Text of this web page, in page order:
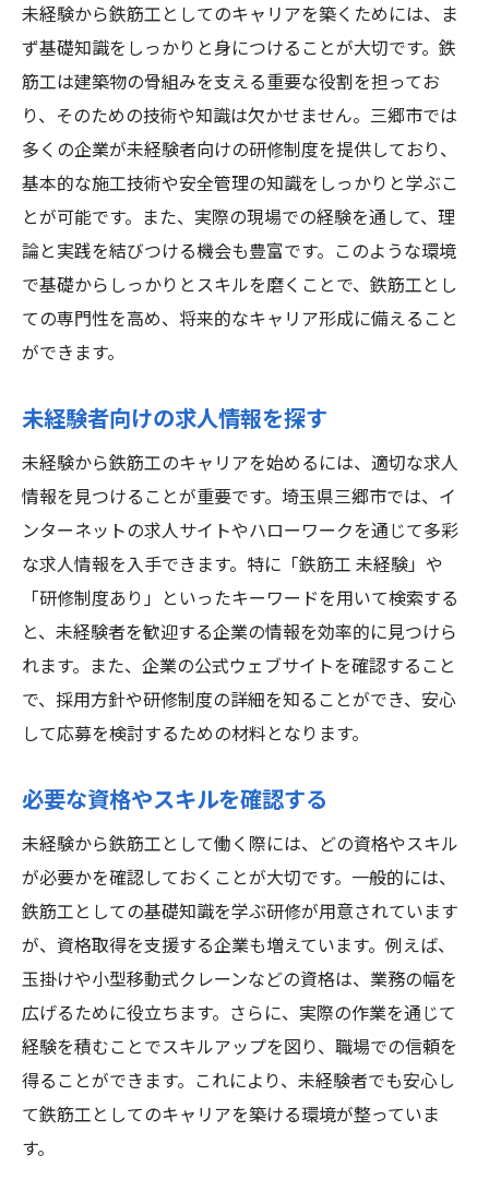
鉄筋工の仕事内容とやりがい
専門スキルの習得による成長
キャリアの多様な選択肢
生活安定につながる高収入
将来性のある職業としての展望
地域社会への貢献と誇り
開発プロジェクト進行中の三郷市での安定した
雇用
進行中の主要プロジェクト一覧
地域発展と雇用の関係性
プロジェクト参加によるスキル向上
企業と地域住民の連携
安定した雇用の確保と維持
未経験からスキルを磨くための具体的なポイン
ト
トレーニングプログラムの活用法
自己学習の重要性と方法
現場での経験を積むポイント
資格取得に向けたステップ
技術向上のためのリソース活用
新たなスキルを身につける絶好のチャンス
鉄筋工のスキルセットを理解する
技術革新と新スキルの習得
オフラインとオンラインでの学習
スキルアップのための社内外研修
業界トレンドをキャッチアップする
スキルを活かしたキャリアの広がり
未経験から鉄筋工としてのキャリアを築くためには、ま
ず基礎知識をしっかりと身につけることが大切です。鉄
筋工は建築物の骨組みを支える重要な役割を担ってお
り、そのための技術や知識は欠かせません。三郷市では
多くの企業が未経験者向けの研修制度を提供しており、
基本的な施工技術や安全管理の知識をしっかりと学ぶこ
とが可能です。また、実際の現場での経験を通して、理
論と実践を結びつける機会も豊富です。このような環境
で基礎からしっかりとスキルを磨くことで、鉄筋工とし
ての専門性を高め、将来的なキャリア形成に備えること
ができます。
未経験者向けの求人情報を探す
未経験から鉄筋工のキャリアを始めるには、適切な求人
情報を見つけることが重要です。埼玉県三郷市では、イ
ンターネットの求人サイトやハローワークを通じて多彩
な求人情報を入手できます。特に「鉄筋工 未経験」や
「研修制度あり」といったキーワードを用いて検索する
と、未経験者を歓迎する企業の情報を効率的に見つけら
れます。また、企業の公式ウェブサイトを確認すること
で、採用方針や研修制度の詳細を知ることができ、安心
して応募を検討するための材料となります。
必要な資格やスキルを確認する
未経験から鉄筋工として働く際には、どの資格やスキル
が必要かを確認しておくことが大切です。一般的には、
鉄筋工としての基礎知識を学ぶ研修が用意されています
が、資格取得を支援する企業も増えています。例えば、
玉掛けや小型移動式クレーンなどの資格は、業務の幅を
広げるために役立ちます。さらに、実際の作業を通じて
経験を積むことでスキルアップを図り、職場での信頼を
得ることができます。これにより、未経験者でも安心し
て鉄筋工としてのキャリアを築ける環境が整っていま
す。